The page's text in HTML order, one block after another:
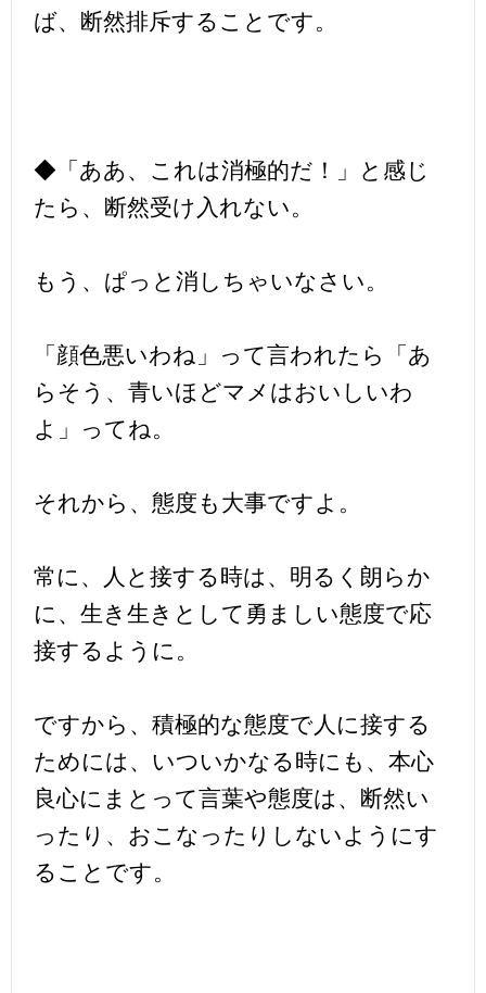
ば、断然排斥することです。
◆「ああ、これは消極的だ！」と感じ
たら、断然受け入れない。
もう、ぱっと消しちゃいなさい。
「顔色悪いわね」って言われたら「あ
らそう、青いほどマメはおいしいわ
よ」ってね。
それから、態度も大事ですよ。
常に、人と接する時は、明るく朗らか
に、生き生きとして勇ましい態度で応
接するように。
ですから、積極的な態度で人に接する
ためには、いついかなる時にも、本心
良心にまとって言葉や態度は、断然い
ったり、おこなったりしないようにす
ることです。